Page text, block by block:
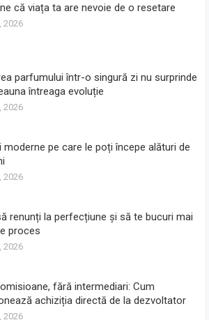
că viața ta are nevoie de o resetare
2026
parfumului într-o singură zi nu surprinde
întreaga evoluție
2026
moderne pe care le poți începe alături de
2026
renunți la perfecțiune și să te bucuri mai
proces
2026
fără intermediari: Cum
achiziția directă de la dezvoltator
2026